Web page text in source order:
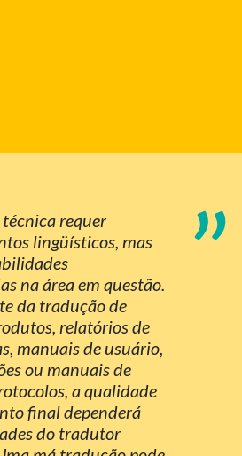
requer
lingüísticos, mas
na área em questão.
da tradução de
relatórios de
manuais de usuário,
ou manuais de
a qualidade
final dependerá
do tradutor
”